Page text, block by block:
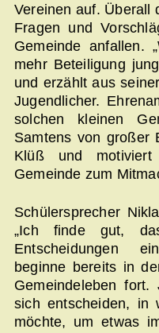
Vereinen auf. Überall
Fragen und
Gemeinde anfallen.
mehr Beteiligung
und erzählt aus
Jugendlicher.
solchen kleinen
Samtens von großer
Klüß und
Gemeinde zum
Schülersprecher
„Ich finde gut,
Entscheidungen
beginne bereits in
Gemeindeleben
sich entscheiden, in
möchte, um etwas